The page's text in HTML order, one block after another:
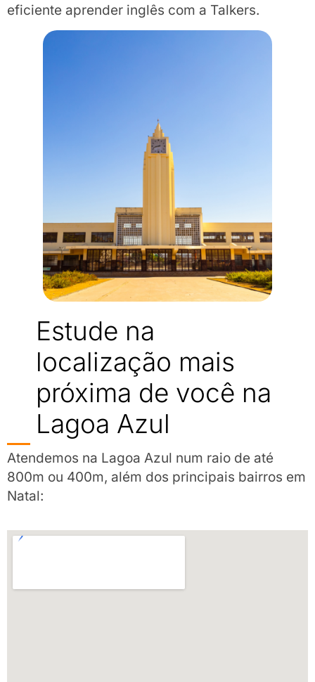
eficiente aprender inglês com a Talkers.
Estude na
localização mais
próxima de você na
Lagoa Azul
Atendemos na Lagoa Azul num raio de até
800m ou 400m, além dos principais bairros em
Natal: